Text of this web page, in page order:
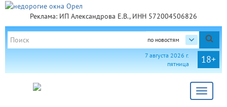
Реклама: ИП Александрова Е.В., ИНН 572004506826
по новостям
18+
7 августа 2026 г.
пятница
Toggle